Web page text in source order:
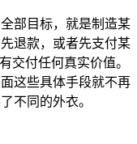
部目标，就是制造某
退款，或者先支付某
付任何真实价值。
这些具体手段就不再
不同的外衣。